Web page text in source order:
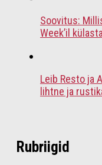
Soovitus:
Week’il
Leib Resto ja
lihtne ja
Rubriigid